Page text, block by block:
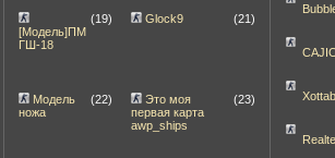
[Модель]ПМ
ГШ-18
(19) Glock9 (21)
Модель
ножа
(22)
Это моя
первая карта
awp_ships
(23)